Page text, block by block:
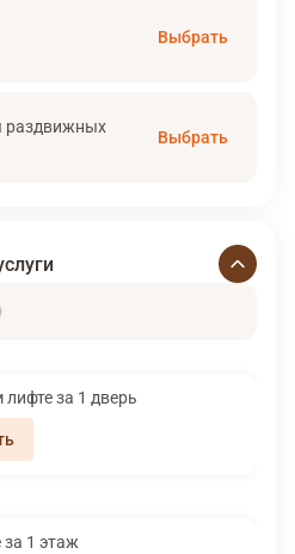
Выбрать
раздвижных
Выбрать
Подъем на грузовом лифте за 1 дверь
Подъем по лестнице за 1 этаж